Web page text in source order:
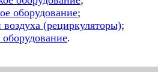
оборудование;
воздуха (рециркуляторы);
оборудование.